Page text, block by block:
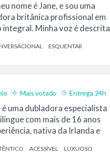
nome é Jane, e sou uma
britânica profissional em
integral. Minha voz é descrita
ESQUENTAR
Mais votado Entrega 24h
é uma dubladora especialista
com mais de 16 anos
nativa da Irlanda e
ACESSÍVEL LUXUOSO